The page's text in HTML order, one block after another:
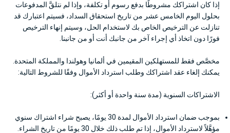
إذا كان اشتراكك مشروطًا بدفع رسوم أو تكلفة، وإذا لم نتلقَّ المدفوعات
بحلول اليوم الخامس عشر من تاريخ استحقاق السداد، فسيتم اعتبارك قد
تنازلت عن الترخيص الخاص بك لاستخدام الحل، وسيتم إنهاء الترخيص
فورًا دون اتخاذ أي إجراء آخر من جانبك أنت أو من جانبنا.
مخصَّص فقط للمستهلكين المقيمين في ألمانيا وهولندا والمملكة المتحدة.
يمكنك إلغاء عقد اشتراكك وطلب استرداد الأموال وفقًا للشروط التالية:
الاشتراكات السنوية (مدة سنة واحدة أو أكثر):
بموجب ضمان استرداد الأموال لمدة 30 يومًا، يصبح شراء اشتراك سنوي
مؤهَّلاً لاسترداد الأموال، إذا تم طلب ذلك خلال 30 يومًا من تاريخ الشراء.